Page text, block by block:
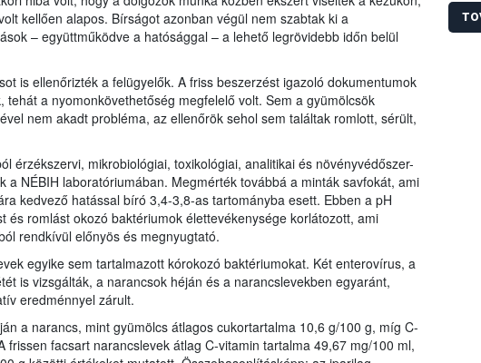
kellően alapos. Bírságot azonban végül nem szabtak ki a
– együttműködve a hatósággal – a lehető legrövidebb időn belül
is ellenőrizték a felügyelők. A friss beszerzést igazoló dokumentumok
tehát a nyomonkövethetőség megfelelő volt. Sem a gyümölcsök
nem akadt probléma, az ellenőrök sehol sem találtak romlott, sérült,
érzékszervi, mikrobiológiai, toxikológiai, analitikai és növényvédőszer-
a NÉBIH laboratóriumában. Megmérték továbbá a minták savfokát, ami
kedvező hatással bíró 3,4-3,8-as tartományba esett. Ebben a pH
és romlást okozó baktériumok élettevékenysége korlátozott, ami
rendkívül előnyös és megnyugtató.
egyike sem tartalmazott kórokozó baktériumokat. Két enterovírus, a
is vizsgálták, a narancsok héján és a narancslevekben egyaránt,
eredménnyel zárult.
a narancs, mint gyümölcs átlagos cukortartalma 10,6 g/100 g, míg C-
frissen facsart narancslevek átlag C-vitamin tartalma 49,67 mg/100 ml,